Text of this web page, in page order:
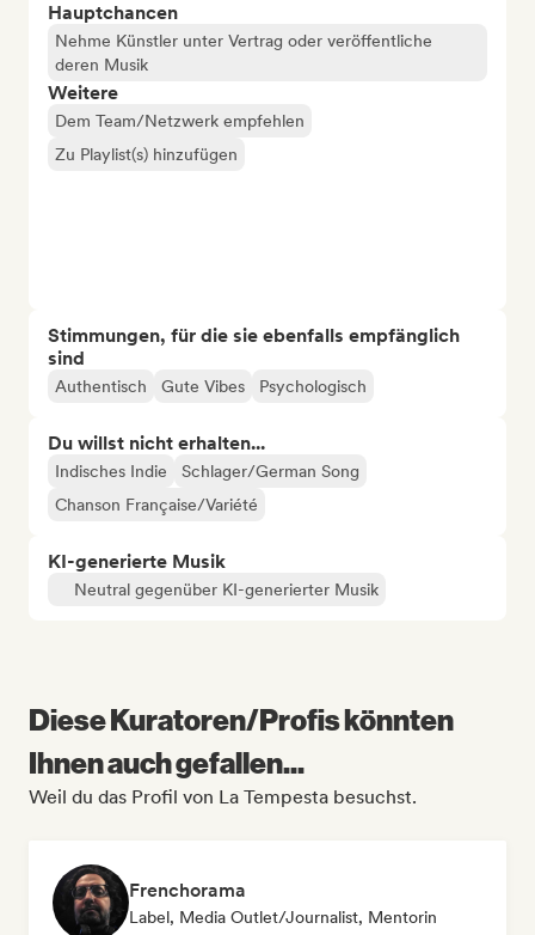
Hauptchancen
Nehme Künstler unter Vertrag oder veröffentliche
deren Musik
Weitere
Dem Team/Netzwerk empfehlen
Zu Playlist(s) hinzufügen
Stimmungen, für die sie ebenfalls empfänglich
sind
Authentisch Gute Vibes Psychologisch
Du willst nicht erhalten...
Indisches Indie
Schlager/German Song
Chanson Française/Variété
KI-generierte Musik
Neutral gegenüber KI-generierter Musik
Diese Kuratoren/Profis könnten
Ihnen auch gefallen...
Weil du das Profil von La Tempesta besuchst.
Frenchorama
Label, Media Outlet/Journalist, Mentorin